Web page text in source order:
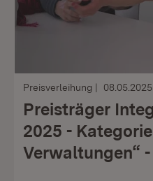
Preisverleihung 08.05.2025
Preisträger
2025 -
Verwaltungen“